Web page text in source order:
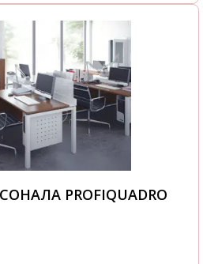
PROFIQUADRO